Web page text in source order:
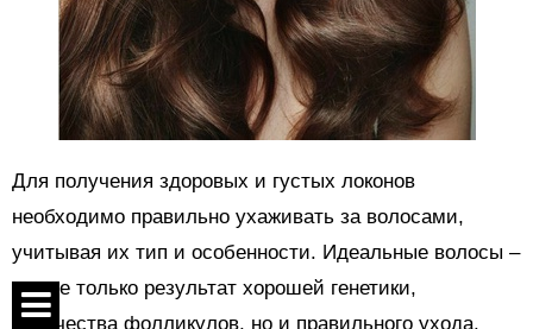
Для получения здоровых и густых локонов
необходимо правильно ухаживать за волосами,
учитывая их тип и особенности. Идеальные волосы –
это не только результат хорошей генетики,
количества фолликулов, но и правильного ухода.